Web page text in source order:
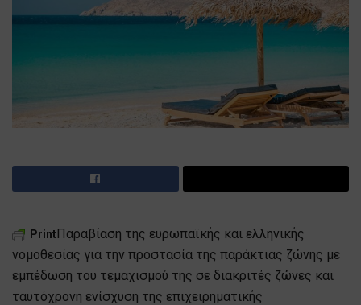
PrintΠαραβίαση της ευρωπαϊκής και ελληνικής
νομοθεσίας για την προστασία της παράκτιας ζώνης με
εμπέδωση του τεμαχισμού της σε διακριτές ζώνες και
ταυτόχρονη ενίσχυση της επιχειρηματικής